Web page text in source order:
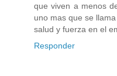
que viven a menos
uno mas que se
salud y fuerza en el
Responder